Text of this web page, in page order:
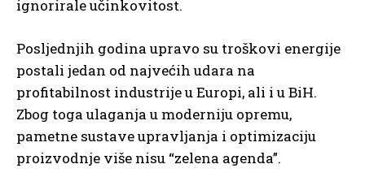
ignorirale učinkovitost.
Posljednjih godina upravo su troškovi energije
postali jedan od najvećih udara na
profitabilnost industrije u Europi, ali i u BiH.
Zbog toga ulaganja u moderniju opremu,
pametne sustave upravljanja i optimizaciju
proizvodnje više nisu “zelena agenda”.